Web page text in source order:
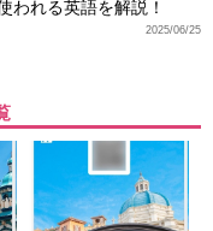
われる英語を解説！
2025/06/25